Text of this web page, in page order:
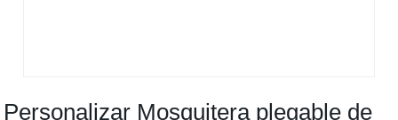
Personalizar Mosquitera plegable de